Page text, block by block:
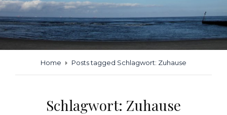
Home Posts tagged Schlagwort: Zuhause
Schlagwort: Zuhause